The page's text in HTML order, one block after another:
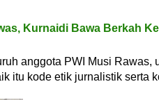
Kurnaidi Bawa Berkah
anggota PWI Musi Rawas,
itu kode etik jurnalistik serta